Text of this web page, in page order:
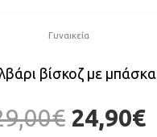
Γυναικεία
βίσκοζ με μπάσκα
€ 24,90€